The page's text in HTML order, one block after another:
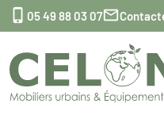
 05 49 88 03 07